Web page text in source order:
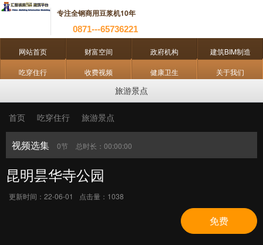
专注全钢商用豆浆机10年
0871---65736221
网站首页 财富空间 政府机构 建筑BIM制造
吃穿住行 收费视频 健康卫生 关于我们
旅游景点
首页 吃穿住行 旅游景点
视频选集 0节 总时长：00:00:00
昆明昙华寺公园
更新时间： 22-06-01 点击量： 1038
免费